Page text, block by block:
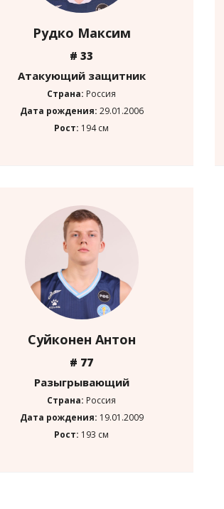
Рудко Максим
# 33
Атакующий защитник
Страна: Россия
Дата рождения: 29.01.2006
Рост: 194 см
Суйконен Антон
# 77
Разыгрывающий
Страна: Россия
Дата рождения: 19.01.2009
Рост: 193 см